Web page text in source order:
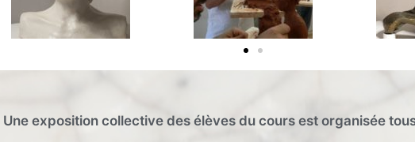
Une exposition collective des élèves du cours est organisée